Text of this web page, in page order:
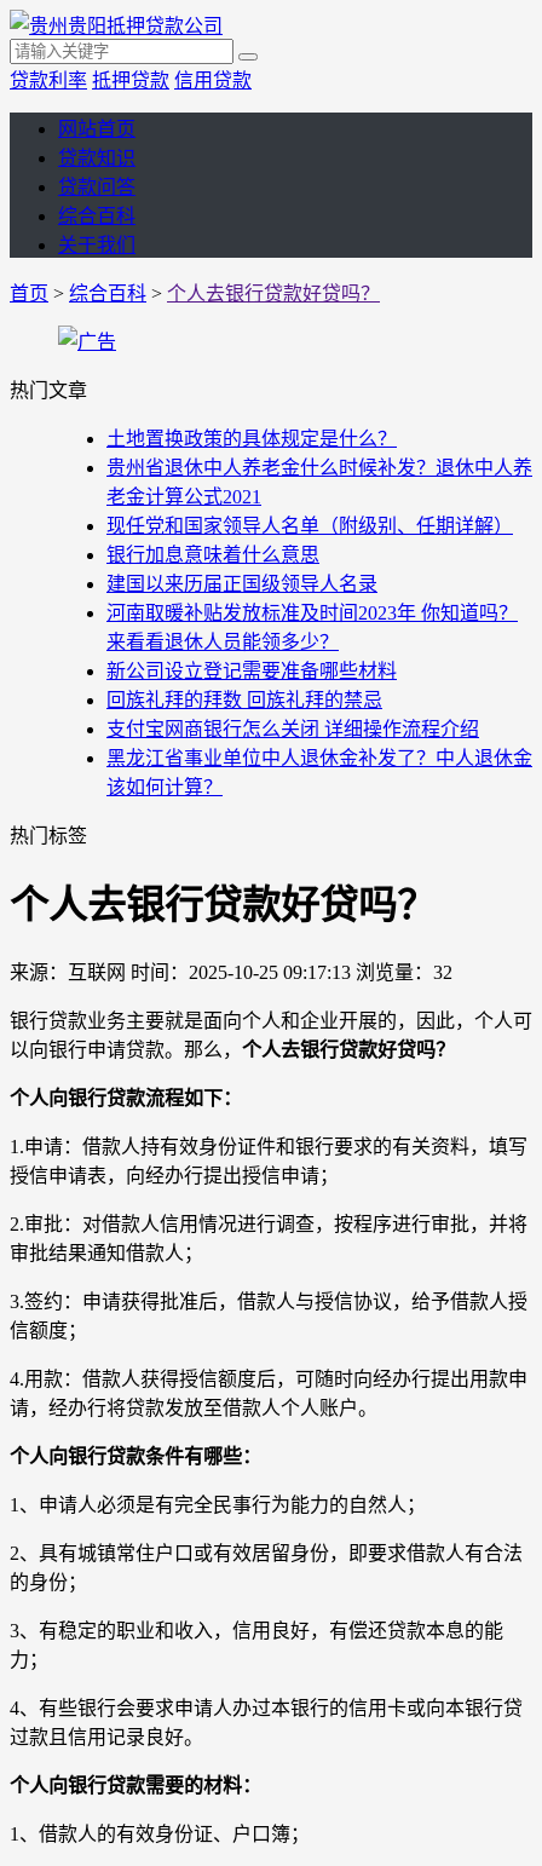
贷款利率 抵押贷款 信用贷款
网站首页
贷款知识
贷款问答
综合百科
关于我们
首页 > 综合百科 > 个人去银行贷款好贷吗？
热门文章
土地置换政策的具体规定是什么？
贵州省退休中人养老金什么时候补发？退休中人养
老金计算公式2021
现任党和国家领导人名单（附级别、任期详解）
银行加息意味着什么意思
建国以来历届正国级领导人名录
河南取暖补贴发放标准及时间2023年 你知道吗？
来看看退休人员能领多少？
新公司设立登记需要准备哪些材料
回族礼拜的拜数 回族礼拜的禁忌
支付宝网商银行怎么关闭 详细操作流程介绍
黑龙江省事业单位中人退休金补发了？中人退休金
该如何计算？
热门标签
个人去银行贷款好贷吗？
来源：互联网 时间：2025-10-25 09:17:13 浏览量：32
银行贷款业务主要就是面向个人和企业开展的，因此，个人可
以向银行申请贷款。那么， 个人去银行贷款好贷吗？
个人向银行贷款流程如下：
1.申请：借款人持有效身份证件和银行要求的有关资料，填写
授信申请表，向经办行提出授信申请；
2.审批：对借款人信用情况进行调查，按程序进行审批，并将
审批结果通知借款人；
3.签约：申请获得批准后，借款人与授信协议，给予借款人授
信额度；
4.用款：借款人获得授信额度后，可随时向经办行提出用款申
请，经办行将贷款发放至借款人个人账户。
个人向银行贷款条件有哪些：
1、申请人必须是有完全民事行为能力的自然人；
2、具有城镇常住户口或有效居留身份，即要求借款人有合法
的身份；
3、有稳定的职业和收入，信用良好，有偿还贷款本息的能
力；
4、有些银行会要求申请人办过本银行的信用卡或向本银行贷
过款且信用记录良好。
个人向银行贷款需要的材料：
1、借款人的有效身份证、户口簿；